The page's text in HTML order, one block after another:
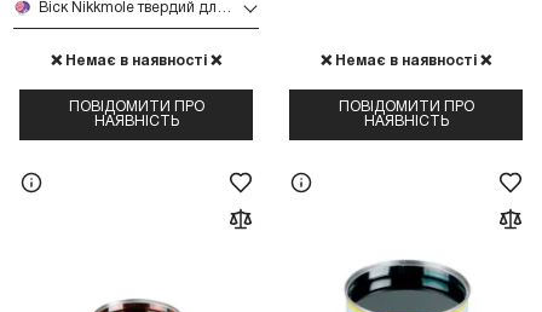
Віск Nikkmole твердий для брів та обличчя 150 г (Grapes)
❌ Немає в наявності ❌
ПОВІДОМИТИ ПРО
НАЯВНІСТЬ
❌ Немає в наявності ❌
ПОВІДОМИТИ ПРО
НАЯВНІСТЬ